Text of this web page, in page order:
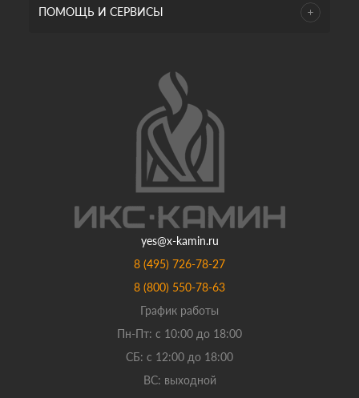
ПОМОЩЬ И СЕРВИСЫ
yes@x-kamin.ru
8 (495) 726-78-27
8 (800) 550-78-63
График работы
Пн-Пт: с 10:00 до 18:00
СБ: с 12:00 до 18:00
ВС: выходной